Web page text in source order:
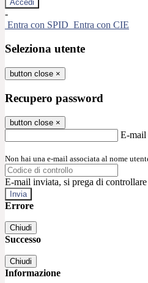
-
Entra con SPID Entra con CIE
Seleziona utente
button close ×
Recupero password
button close ×
E-mail
Non hai una e-mail associata al nome
E-mail inviata, si prega di
Errore
Chiudi
Successo
Chiudi
Informazione